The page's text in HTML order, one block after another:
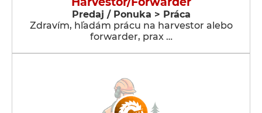
Predaj / Ponuka > Práca
Zdravím, hľadám prácu na harvestor alebo
forwarder, prax …